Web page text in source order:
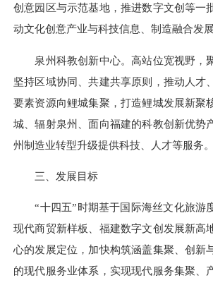
创意园区与示范基地，推进数字文创等一
动文化创意产业与科技信息、制造融合发展
泉州科教创新中心。高站位宽视野，
坚持区域协同、共建共享原则，推动人才
要素资源向鲤城集聚，打造鲤城发展新聚
城、辐射泉州、面向福建的科教创新优势
州制造业转型升级提供科技、人才等服务。
三、发展目标
“十四五”时期基于国际海丝文化旅游
现代商贸新样板、福建数字文创发展新高
心的发展定位，加快构筑涵盖集聚、创新
的现代服务业体系，实现现代服务集聚、